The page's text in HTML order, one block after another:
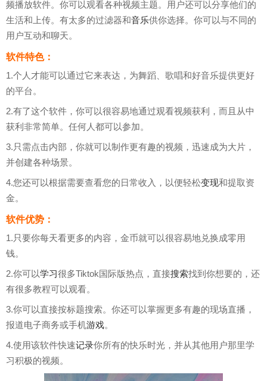
频播放软件。你可以观看各种视频主题。用户还可以分享他们的
生活和上传。有太多的过滤器和音乐供你选择。你可以与不同的
用户互动和聊天。
软件特色：
1.个人才能可以通过它来表达，为舞蹈、歌唱和好音乐提供更好
的平台。
2.有了这个软件，你可以很容易地通过观看视频获利，而且从中
获利非常简单。任何人都可以参加。
3.只需点击内部，你就可以制作更有趣的视频，迅速成为大片，
并创建各种场景。
4.您还可以根据需要查看您的日常收入，以便轻松变现和提取资
金。
软件优势：
1.只要你每天看更多的内容，金币就可以很容易地兑换成零用
钱。
2.你可以学习很多Tiktok国际版热点，直接搜索找到你想要的，还
有很多教程可以观看。
3.你可以直接按标题搜索。你还可以掌握更多有趣的现场直播，
报道电子商务或手机游戏。
4.使用该软件快速记录你所有的快乐时光，并从其他用户那里学
习积极的视频。